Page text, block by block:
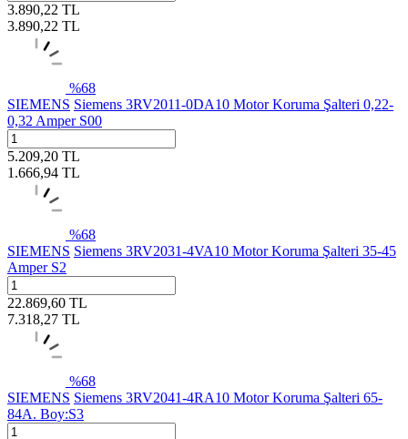
3.890,22 TL
3.890,22 TL
%68
SIEMENS Siemens 3RV2011-0DA10 Motor Koruma Şalteri 0,22-
0,32 Amper S00
5.209,20 TL
1.666,94 TL
%68
SIEMENS Siemens 3RV2031-4VA10 Motor Koruma Şalteri 35-45
Amper S2
22.869,60 TL
7.318,27 TL
%68
SIEMENS Siemens 3RV2041-4RA10 Motor Koruma Şalteri 65-
84A. Boy:S3